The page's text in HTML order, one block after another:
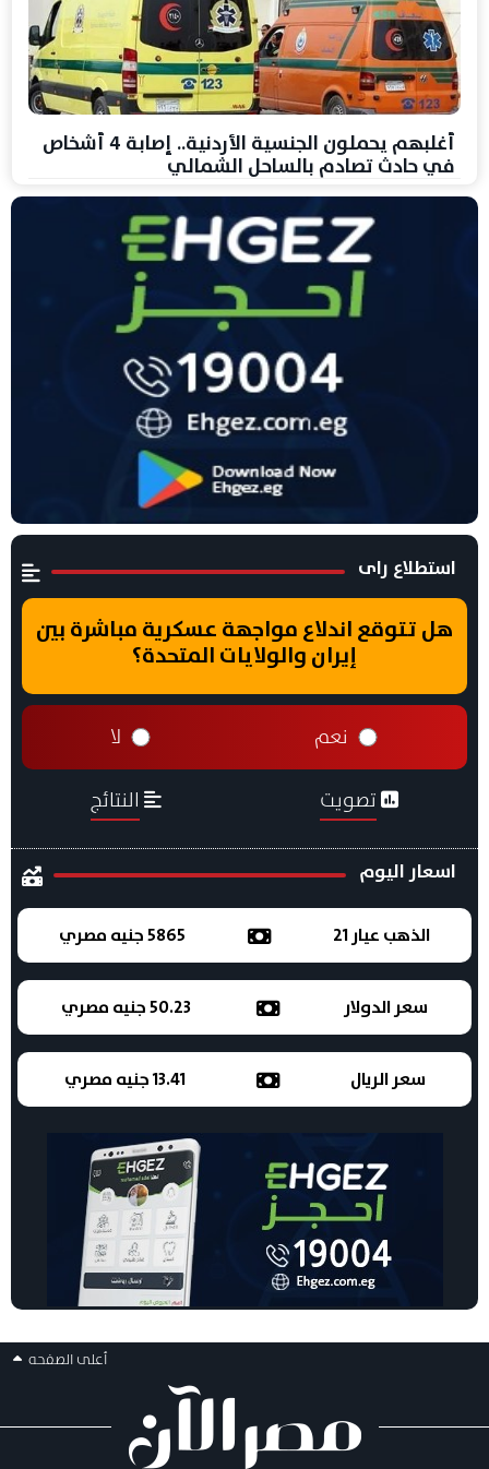
أغلبهم يحملون الجنسية الأردنية.. إصابة 4 أشخاص
في حادث تصادم بالساحل الشمالي
استطلاع راى
هل تتوقع اندلاع مواجهة عسكرية مباشرة بين
إيران والولايات المتحدة؟
نعم لا
تصويت النتائج
اسعار اليوم
الذهب عيار 21 5865 جنيه مصري
سعر الدولار 50.23 جنيه مصري
سعر الريال 13.41 جنيه مصري
أعلى الصفحه